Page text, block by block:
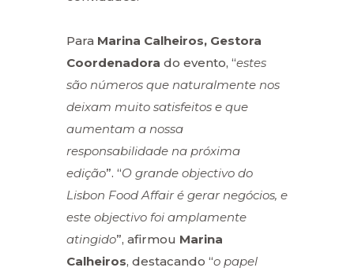
Para Marina Calheiros, Gestora
Coordenadora do evento, “estes
são números que naturalmente nos
deixam muito satisfeitos e que
aumentam a nossa
responsabilidade na próxima
edição”. “O grande objectivo do
Lisbon Food Affair é gerar negócios, e
este objectivo foi amplamente
atingido”, afirmou Marina
Calheiros, destacando “o papel